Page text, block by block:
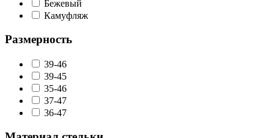
Бежевый
Камуфляж
Размерность
39-46
39-45
35-46
37-47
36-47